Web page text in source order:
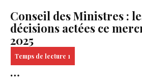
Conseil des Ministres :
décisions actées ce
2025
…